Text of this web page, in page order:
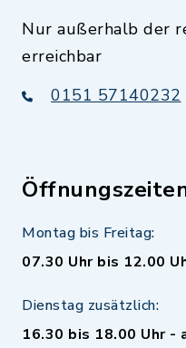
Nur außerhalb der
erreichbar
0151 57140232
Montag bis Freitag:
07.30 Uhr bis 12.00
Dienstag zusätzlich:
16.30 bis 18.00 Uhr -